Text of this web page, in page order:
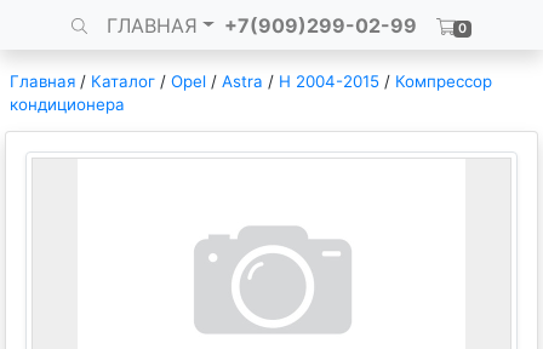
ГЛАВНАЯ +7(909)299-02-99 0
Главная / Каталог / Opel / Astra / H 2004-2015 / Компрессор
кондиционера